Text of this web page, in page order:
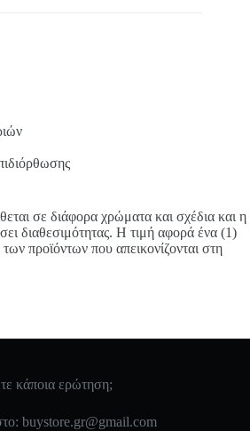
σε διάφορα χρώματα και σχέδια και η
διαθεσιμότητας. Η τιμή αφορά ένα (1)
προϊόντων που απεικονίζονται στη
κάποια ερώτηση;
buystore.gr@gmail.com